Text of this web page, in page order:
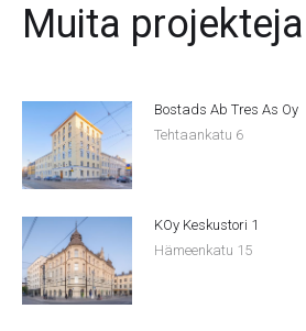
Muita projekteja
Bostads Ab Tres As Oy
Tehtaankatu 6
KOy Keskustori 1
Hämeenkatu 15